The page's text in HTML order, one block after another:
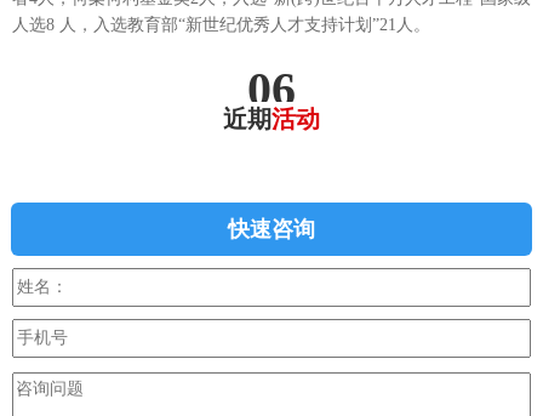
人选8 人，入选教育部“新世纪优秀人才支持计划”21人。
06
近期活动
快速咨询